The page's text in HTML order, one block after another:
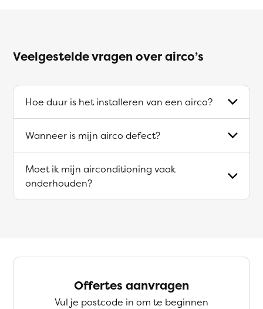
Veelgestelde vragen over airco’s
Hoe duur is het installeren van een airco?
Wanneer is mijn airco defect?
Moet ik mijn airconditioning vaak
onderhouden?
Offertes aanvragen
Vul je postcode in om te beginnen